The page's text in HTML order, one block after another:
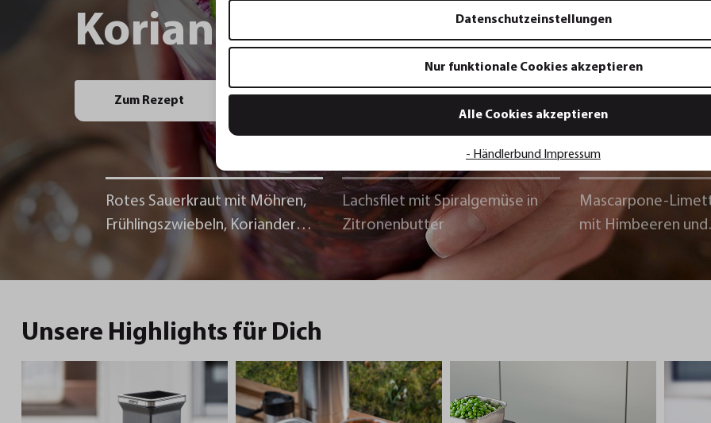
Koriander und Chili
Zum Rezept
Rotes Sauerkraut mit Möhren,
Frühlingszwiebeln, Koriander
Lachsfilet mit Spiralgemüse in
Zitronenbutter
Mascarpone-
mit Himbeeren und
Schokoladencrumble
Unsere Highlights für Dich
Datenschutzeinstellungen
Nur funktionale Cookies akzeptieren
Alle Cookies akzeptieren
- Händlerbund Impressum